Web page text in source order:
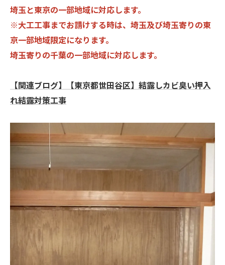
埼玉と東京の一部地域に対応します。
※大工工事までお請けする時は、埼玉及び埼玉寄りの東
京一部地域限定になります。
埼玉寄りの千葉の一部地域に対応します。
【関連ブログ】【東京都世田谷区】結露しカビ臭い押入
れ結露対策工事